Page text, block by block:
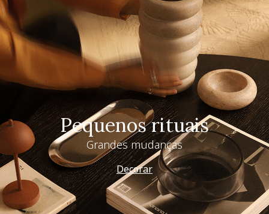
Pequenos rituais
Grandes mudanças
Decorar